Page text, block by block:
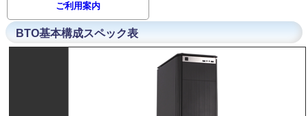
ご利用案内
BTO基本構成スペック表